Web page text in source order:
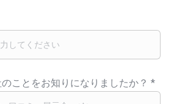
ことをお知りになりましたか？*